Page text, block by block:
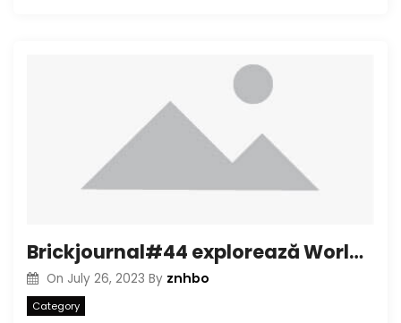
Brickjournal#44 explorează World of Style Parks
On July 26, 2023 By znhbo
Category